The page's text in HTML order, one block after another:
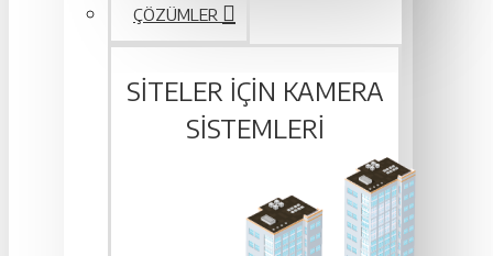
ÇÖZÜMLER
SITELER IÇIN KAMERA
SISTEMLERI